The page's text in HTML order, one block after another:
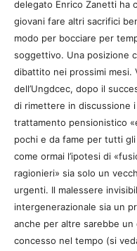
delegato Enrico Zanetti ha
giovani fare altri sacrifici
modo per bocciare per
soggettivo. Una posizione
dibattito nei prossimi mesi.
dell’Ungdcec, dopo il
di rimettere in discussione
trattamento pensionistico
pochi e da fame per tutti
come ormai l’ipotesi di
ragionieri» sia solo un
urgenti. Il malessere
intergenerazionale sia un
anche per altre sarebbe
concesso nel tempo (si